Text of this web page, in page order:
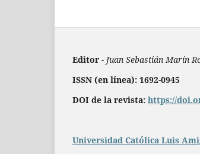
Editor - Juan Sebastián Marín
ISSN (en línea): 1692-0945
DOI de la revista: https://
Universidad Católica Luis